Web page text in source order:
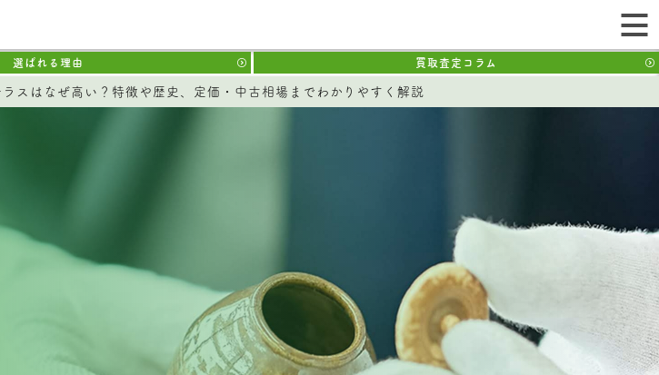
選ばれる理由 買取査定コラム
スはなぜ高い？特徴や歴史、定価・中古相場までわかりやすく解説